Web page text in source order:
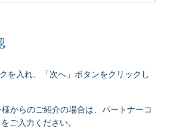
を入れ、「次へ」ボタンをクリックし
からのご紹介の場合は、パートナーコ
ご入力ください。